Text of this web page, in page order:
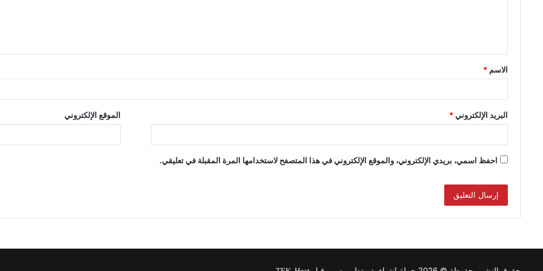
الاسم *
البريد الإلكتروني* الموقع الإلكتروني
احفظ اسمي، بريدي الإلكتروني، والموقع الإلكتروني في هذا المتصفح لاستخدامها المرة المقبلة في تعليقي.